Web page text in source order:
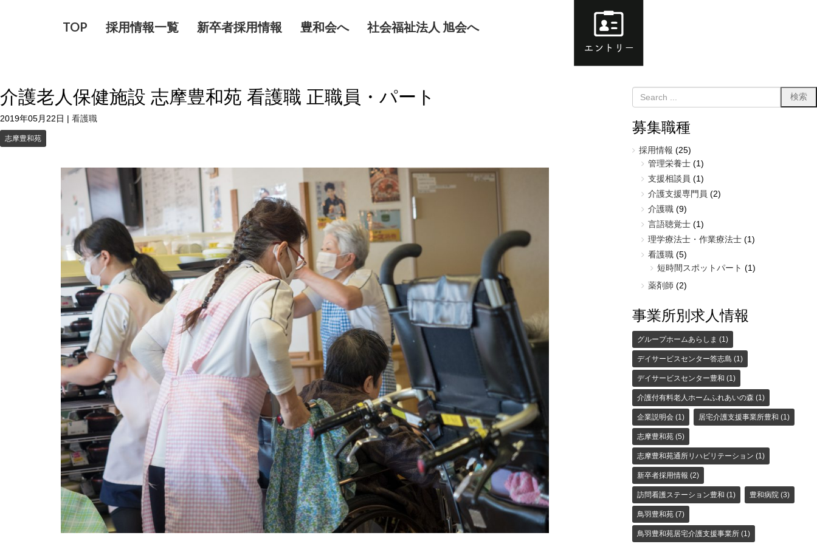
TOP 採用情報一覧 新卒者採用情報 豊和会へ 社会福祉法人 旭会へ
介護老人保健施設 志摩豊和苑 看護職 正職員・パート
2019年05月22日 看護職
志摩豊和苑
募集職種
採用情報 (25)
管理栄養士 (1)
支援相談員 (1)
介護支援専門員 (2)
介護職 (9)
言語聴覚士 (1)
理学療法士・作業療法士 (1)
看護職 (5)
短時間スポットパート (1)
薬剤師 (2)
事業所別求人情報
グループホームあらしま (1)
デイサービスセンター答志島 (1)
デイサービスセンター豊和 (1)
介護付有料老人ホームふれあいの森 (1)
企業説明会 (1) 居宅介護支援事業所豊和 (1)
志摩豊和苑 (5)
志摩豊和苑通所リハビリテーション (1)
新卒者採用情報 (2)
訪問看護ステーション豊和 (1) 豊和病院 (3)
鳥羽豊和苑 (7)
鳥羽豊和苑居宅介護支援事業所 (1)